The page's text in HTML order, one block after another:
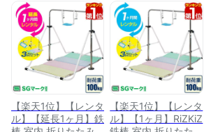
【楽天1位】【レンタ
ル】【延長1ヶ月】鉄
【楽天1位】【レンタ
ル】【1ヶ月】RiZKiZ